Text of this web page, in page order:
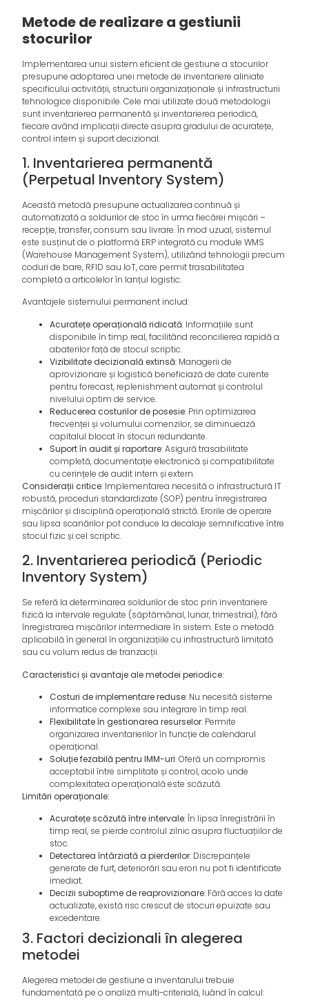
Metode de realizare a gestiunii
stocurilor
Implementarea unui sistem eficient de gestiune a stocurilor
presupune adoptarea unei metode de inventariere aliniate
specificului activității, structurii organizaționale și infrastructurii
tehnologice disponibile. Cele mai utilizate două metodologii
sunt inventarierea permanentă și inventarierea periodică,
fiecare având implicații directe asupra gradului de acuratețe,
control intern și suport decizional.
1. Inventarierea permanentă
(Perpetual Inventory System)
Această metodă presupune actualizarea continuă și
automatizată a soldurilor de stoc în urma fiecărei mișcări –
recepție, transfer, consum sau livrare. În mod uzual, sistemul
este susținut de o platformă ERP integrată cu module WMS
(Warehouse Management System), utilizând tehnologii precum
coduri de bare, RFID sau IoT, care permit trasabilitatea
completă a articolelor în lanțul logistic.
Avantajele sistemului permanent includ:
Acuratețe operațională ridicată: Informațiile sunt
disponibile în timp real, facilitând reconcilierea rapidă a
abaterilor față de stocul scriptic.
Vizibilitate decizională extinsă: Managerii de
aprovizionare și logistică beneficiază de date curente
pentru forecast, replenishment automat și controlul
nivelului optim de service.
Reducerea costurilor de posesie: Prin optimizarea
frecvenței și volumului comenzilor, se diminuează
capitalul blocat în stocuri redundante.
Suport în audit și raportare: Asigură trasabilitate
completă, documentație electronică și compatibilitate
cu cerințele de audit intern și extern.
Considerații critice: Implementarea necesită o infrastructură IT
robustă, proceduri standardizate (SOP) pentru înregistrarea
mișcărilor și disciplină operațională strictă. Erorile de operare
sau lipsa scanărilor pot conduce la decalaje semnificative între
stocul fizic și cel scriptic.
2. Inventarierea periodică (Periodic
Inventory System)
Se referă la determinarea soldurilor de stoc prin inventariere
fizică la intervale regulate (săptămânal, lunar, trimestrial), fără
înregistrarea mișcărilor intermediare în sistem. Este o metodă
aplicabilă în general în organizațiile cu infrastructură limitată
sau cu volum redus de tranzacții.
Caracteristici și avantaje ale metodei periodice:
Costuri de implementare reduse: Nu necesită sisteme
informatice complexe sau integrare în timp real.
Flexibilitate în gestionarea resurselor: Permite
organizarea inventarierilor în funcție de calendarul
operațional.
Soluție fezabilă pentru IMM-uri: Oferă un compromis
acceptabil între simplitate și control, acolo unde
complexitatea operațională este scăzută.
Limitări operaționale:
Acuratețe scăzută între intervale: În lipsa înregistrării în
timp real, se pierde controlul zilnic asupra fluctuațiilor de
stoc.
Detectarea întârziată a pierderilor: Discrepanțele
generate de furt, deteriorări sau erori nu pot fi identificate
imediat.
Decizii suboptime de reaprovizionare: Fără acces la date
actualizate, există risc crescut de stocuri epuizate sau
excedentare.
3. Factori decizionali în alegerea
metodei
Alegerea metodei de gestiune a inventarului trebuie
fundamentată pe o analiză multi-criterială, luând în calcul: